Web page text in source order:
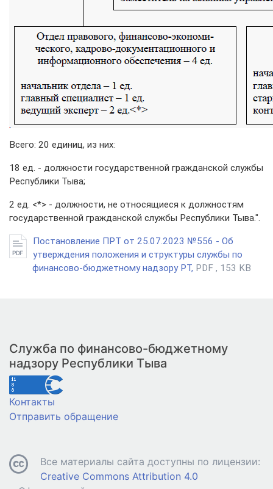
Всего: 20 единиц, из них:
18 ед. - должности государственной гражданской службы
Республики Тыва;
2 ед. <*> - должности, не относящиеся к должностям
государственной гражданской службы Республики Тыва.".
Постановление ПРТ от 25.07.2023 №556 - Об
утверждения положения и структуры службы по
финансово-бюджетному надзору РТ, PDF , 153 KB
Служба по финансово-бюджетному
надзору Республики Тыва
Контакты
Отправить обращение
Все материалы сайта доступны по лицензии:
Creative Commons Attribution 4.0